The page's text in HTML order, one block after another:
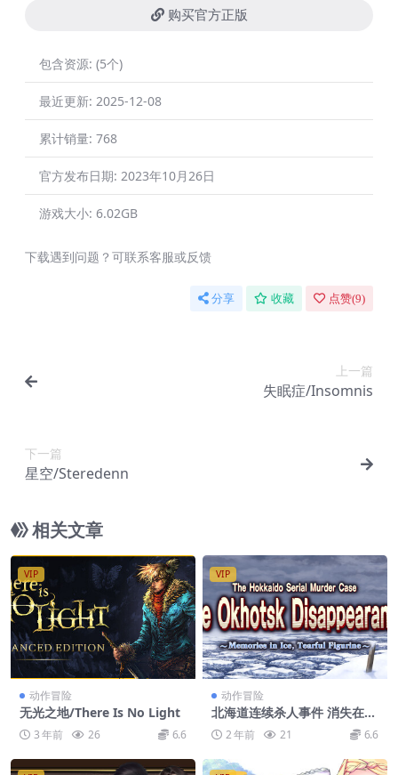
购买官方正版
包含资源: (5个)
最近更新: 2025-12-08
累计销量: 768
官方发布日期: 2023年10月26日
游戏大小: 6.02GB
下载遇到问题？可联系客服或反馈
分享 收藏 点赞(9)
上一篇
失眠症/Insomnis
下一篇
星空/Steredenn
相关文章
VIP
动作冒险
无光之地/There Is No Light
3 年前 26 6.6
VIP
动作冒险
北海道连续杀人事件 消失在鄂
霍次克 ～追忆流冰 流泪人偶
～/The Hokkaido Serial Mu
rder Case The Okhotsk Dis
appearance ~Memories in I
2 年前 21 6.6